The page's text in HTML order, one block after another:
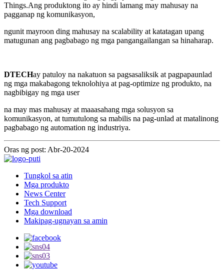
Things.Ang produktong ito ay hindi lamang may mahusay na
pagganap ng komunikasyon,
ngunit mayroon ding mahusay na scalability at katatagan upang
matugunan ang pagbabago ng mga pangangailangan sa hinaharap.
DTECHay patuloy na nakatuon sa pagsasaliksik at pagpapaunlad
ng mga makabagong teknolohiya at pag-optimize ng produkto, na
nagbibigay ng mga user
na may mas mahusay at maaasahang mga solusyon sa
komunikasyon, at tumutulong sa mabilis na pag-unlad at matalinong
pagbabago ng automation ng industriya.
Oras ng post: Abr-20-2024
Tungkol sa atin
Mga produkto
News Center
Tech Support
Mga download
Makipag-ugnayan sa amin